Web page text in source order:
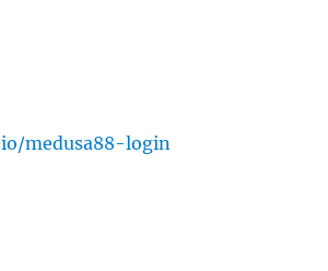
medusa88-login